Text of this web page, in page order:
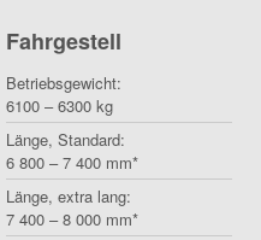
Fahrgestell
Betriebsgewicht:
6100 – 6300 kg
Länge, Standard:
6 800 – 7 400 mm*
Länge, extra lang:
7 400 – 8 000 mm*